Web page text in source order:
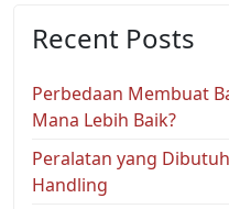
Recent Posts
Perbedaan Membuat
Mana Lebih Baik?
Peralatan yang
Handling